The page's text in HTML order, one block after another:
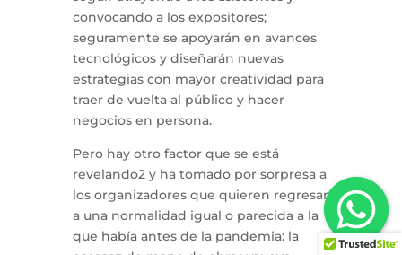
convocando a los expositores;
seguramente se apoyarán en avances
tecnológicos y diseñarán nuevas
estrategias con mayor creatividad para
traer de vuelta al público y hacer
negocios en persona.
Pero hay otro factor que se está
revelando2 y ha tomado por sorpresa a
los organizadores que quieren regresar
a una normalidad igual o parecida a la
que había antes de la pandemia: la